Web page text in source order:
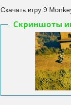
Скачать игру 9
Скриншоты